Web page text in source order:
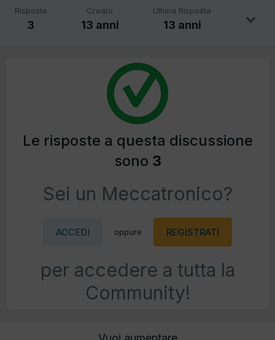
Risposte
3
Creato
13 anni
Ultima Risposta
13 anni
Le risposte a questa discussione
sono 3
Sei un Meccatronico?
ACCEDI oppure REGISTRATI
per accedere a tutta la
Community!